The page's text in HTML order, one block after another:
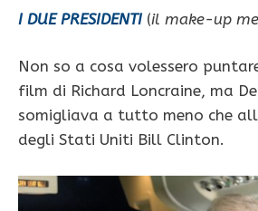
I DUE PRESIDENTI (il make-up
Non so a cosa volessero
film di Richard Loncraine, ma
somigliava a tutto meno che
degli Stati Uniti Bill Clinton.